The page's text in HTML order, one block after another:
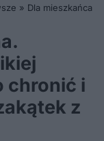
» Dla mieszkańca
chronić i
z